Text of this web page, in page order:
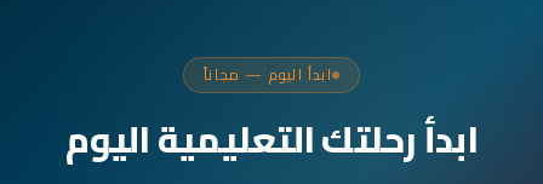
ابدأ اليوم — مجاناً
ابدأ رحلتك التعليمية اليوم